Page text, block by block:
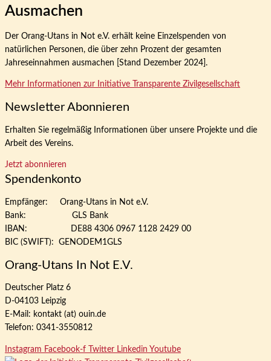
Ausmachen
Der Orang-Utans in Not e.V. erhält keine Einzelspenden von
natürlichen Personen, die über zehn Prozent der gesamten
Jahreseinnahmen ausmachen [Stand Dezember 2024].
Mehr Informationen zur Initiative Transparente Zivilgesellschaft
Newsletter Abonnieren
Erhalten Sie regelmäßig Informationen über unsere Projekte und die
Arbeit des Vereins.
Jetzt abonnieren
Spendenkonto
Empfänger: Orang-Utans in Not e.V.
Bank: GLS Bank
IBAN: DE88 4306 0967 1128 2429 00
BIC (SWIFT): GENODEM1GLS
Orang-Utans In Not E.V.
Deutscher Platz 6
D-04103 Leipzig
E-Mail: kontakt (at) ouin.de
Telefon: 0341-3550812
Instagram Facebook-f Twitter Linkedin Youtube